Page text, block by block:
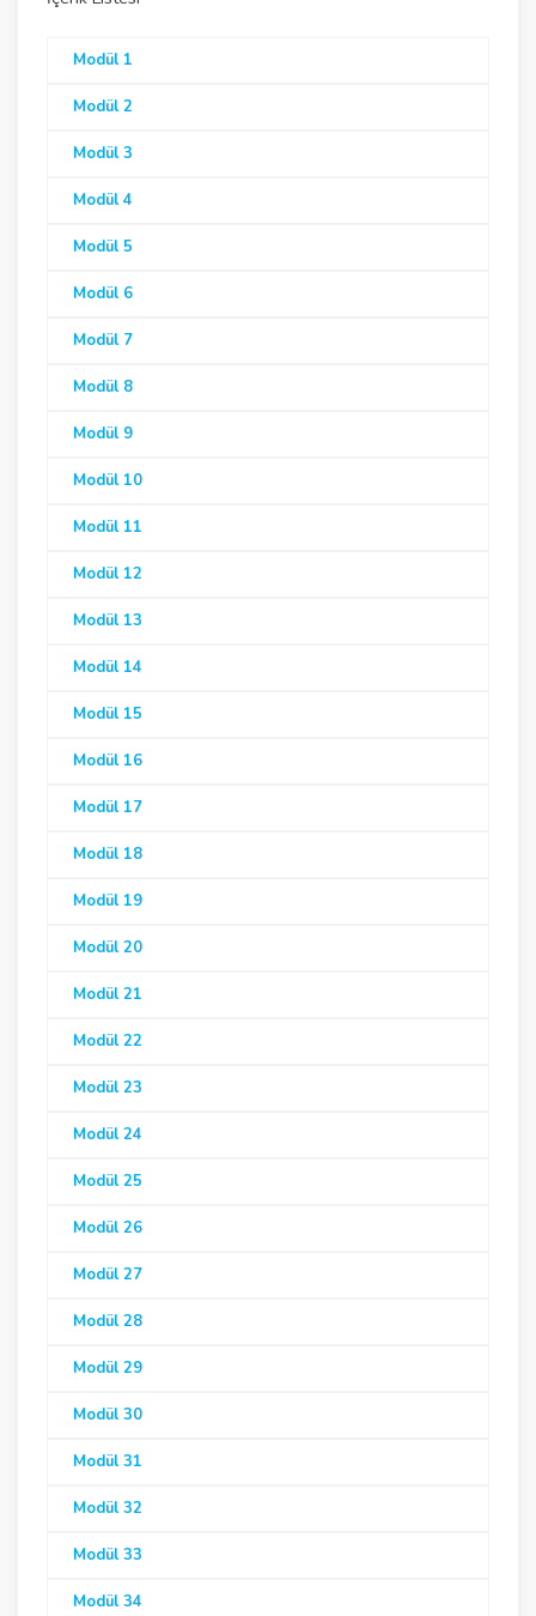
Modül 1
Modül 2
Modül 3
Modül 4
Modül 5
Modül 6
Modül 7
Modül 8
Modül 9
Modül 10
Modül 11
Modül 12
Modül 13
Modül 14
Modül 15
Modül 16
Modül 17
Modül 18
Modül 19
Modül 20
Modül 21
Modül 22
Modül 23
Modül 24
Modül 25
Modül 26
Modül 27
Modül 28
Modül 29
Modül 30
Modül 31
Modül 32
Modül 33
Modül 34